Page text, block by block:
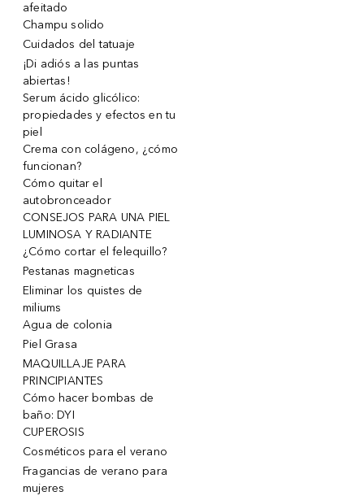
afeitado
Champu solido
Cuidados del tatuaje
¡Di adiós a las puntas
abiertas!
Serum ácido glicólico:
propiedades y efectos en tu
piel
Crema con colágeno, ¿cómo
funcionan?
Cómo quitar el
autobronceador
CONSEJOS PARA UNA PIEL
LUMINOSA Y RADIANTE
¿Cómo cortar el felequillo?
Pestanas magneticas
Eliminar los quistes de
miliums
Agua de colonia
Piel Grasa
MAQUILLAJE PARA
PRINCIPIANTES
Cómo hacer bombas de
baño: DYI
CUPEROSIS
Cosméticos para el verano
Fragancias de verano para
mujeres